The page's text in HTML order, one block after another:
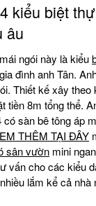
kiểu biệt
âu
ngói này là kiểu
đình anh Tân.
Thiết kế xây
tiền 8m tổng thể.
sàn bê tông áp
THÊM TẠI ĐÂY
sân vườn mini
vấn cho các kiểu
lắm kể cả